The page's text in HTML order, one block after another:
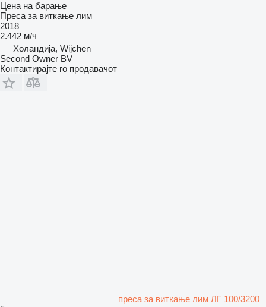
Цена на барање
Преса за виткање лим
2018
2.442 м/ч
Холандија, Wijchen
Second Owner BV
Контактирајте го продавачот
преса за виткање лим ЛГ 100/3200